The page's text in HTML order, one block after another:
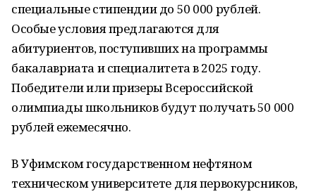
специальные стипендии до 50 000 рублей.
Особые условия предлагаются для
абитуриентов, поступивших на программы
бакалавриата и специалитета в 2025 году.
Победители или призеры Всероссийской
олимпиады школьников будут получать 50 000
рублей ежемесячно.
В Уфимском государственном нефтяном
техническом университете для первокурсников,